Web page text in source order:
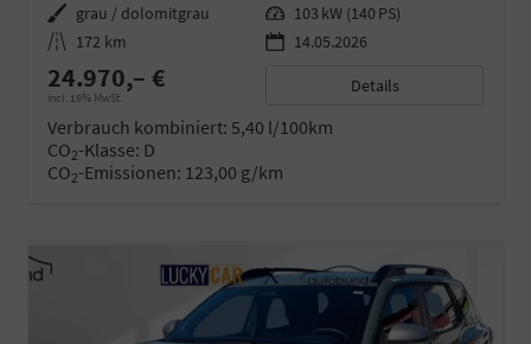
Außenfarbe grau / dolomitgrau Leistung 103 kW (140 PS)
Kilometerstand 172 km 14.05.2026
24.970,– €
incl. 19% MwSt.
Details
Verbrauch kombiniert: 5,40 l/100km
CO2-Klasse: D
CO2-Emissionen: 123,00 g/km